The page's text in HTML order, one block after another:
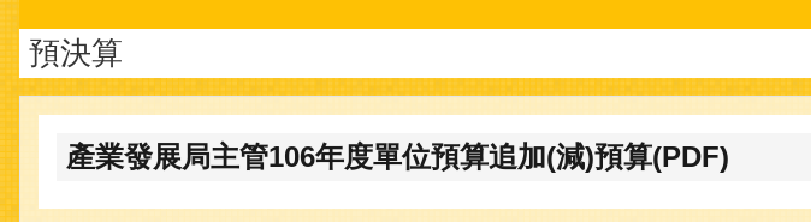
預決算
產業發展局主管106年度單位預算追加(減)預算(PDF)